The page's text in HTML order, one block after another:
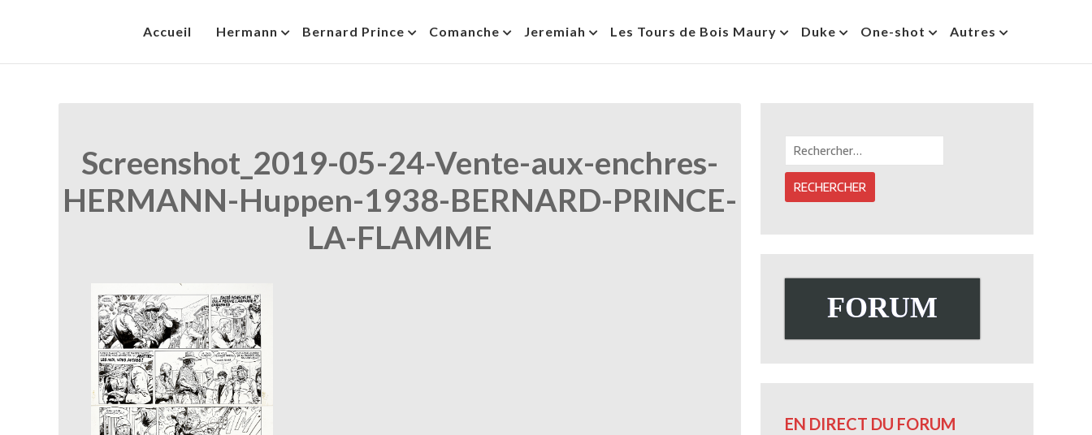
HermannBD
Accueil Hermann Bernard Prince Comanche Jeremiah Les Tours de Bois Maury Duke One-shot Autres
Screenshot_2019-05-24-Vente-aux-enchres-
HERMANN-Huppen-1938-BERNARD-PRINCE-
LA-FLAMME
FORUM
EN DIRECT DU FORUM